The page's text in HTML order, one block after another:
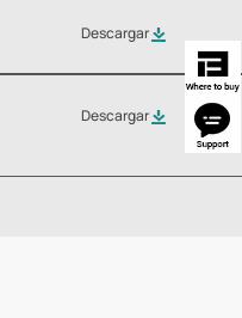
Descargar
Descargar